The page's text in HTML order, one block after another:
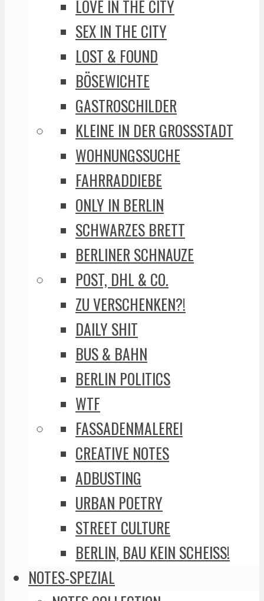
LOVE IN THE CITY
SEX IN THE CITY
LOST & FOUND
BÖSEWICHTE
GASTROSCHILDER
KLEINE IN DER GROSSSTADT
WOHNUNGSSUCHE
FAHRRADDIEBE
ONLY IN BERLIN
SCHWARZES BRETT
BERLINER SCHNAUZE
POST, DHL & CO.
ZU VERSCHENKEN?!
DAILY SHIT
BUS & BAHN
BERLIN POLITICS
WTF
FASSADENMALEREI
CREATIVE NOTES
ADBUSTING
URBAN POETRY
STREET CULTURE
BERLIN, BAU KEIN SCHEISS!
NOTES-SPEZIAL